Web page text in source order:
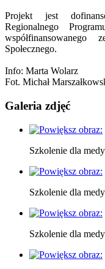
Projekt jest
Regionalnego
Społecznego.
Info: Marta Wolarz
Fot. Michał
Galeria zdjęć
Szkolenie dla
Szkolenie dla
Szkolenie dla